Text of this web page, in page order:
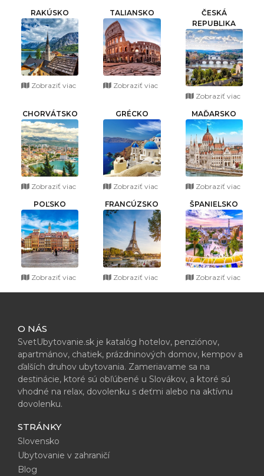
RAKÚSKO
Zobraziť viac
TALIANSKO
Zobraziť viac
ČESKÁ
REPUBLIKA
Zobraziť viac
CHORVÁTSKO
Zobraziť viac
GRÉCKO
Zobraziť viac
MAĎARSKO
Zobraziť viac
POĽSKO
Zobraziť viac
FRANCÚZSKO
Zobraziť viac
ŠPANIELSKO
Zobraziť viac
O NÁS
SvetUbytovanie.sk je katalóg hotelov, penziónov,
apartmánov, chatiek, prázdninových domov, kempov a
ďalších druhov ubytovania. Zameriavame sa na
destinácie, ktoré sú obľúbené u Slovákov, a ktoré sú
vhodné na relax, dovolenku s deťmi alebo na aktívnu
dovolenku.
STRÁNKY
Slovensko
Ubytovanie v zahraničí
Blog